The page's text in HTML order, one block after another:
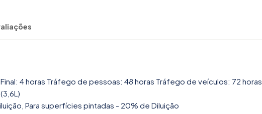
4 horas Tráfego de pessoas: 48 horas Tráfego de veículos: 72 horas
Para superfícies pintadas - 20% de Diluição